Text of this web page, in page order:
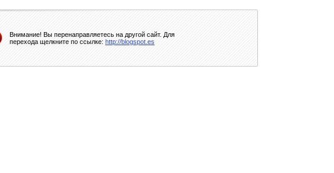
Внимание! Вы перенаправляетесь на другой сайт. Для
перехода щелкните по ссылке: http://blogspot.es